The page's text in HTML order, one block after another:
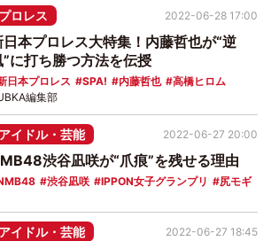
プロレス
日本プロレス大特集！内藤哲也が“逆
”に打ち勝つ方法を伝授
日本プロレス SPA! 内藤哲也 高橋ヒロム
2022-06-28 17:00
編集部
アイドル・芸能
渋谷凪咲が“爪痕”を残せる理由
渋谷凪咲 IPPON女子グランプリ 尻モギ
2022-06-27 20:00
アイドル・芸能 2022-06-27 18:45